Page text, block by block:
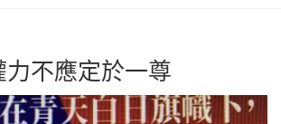
力不應定於一尊